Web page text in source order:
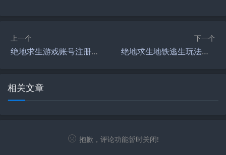
上一个
绝地求生游戏账号注册教程-如何快速注册绝地求生官方游戏账号
下一个
绝地求生地铁逃生玩法全攻略-绝地求生地铁逃生怎么玩儿详细教程
相关文章
抱歉，评论功能暂时关闭!